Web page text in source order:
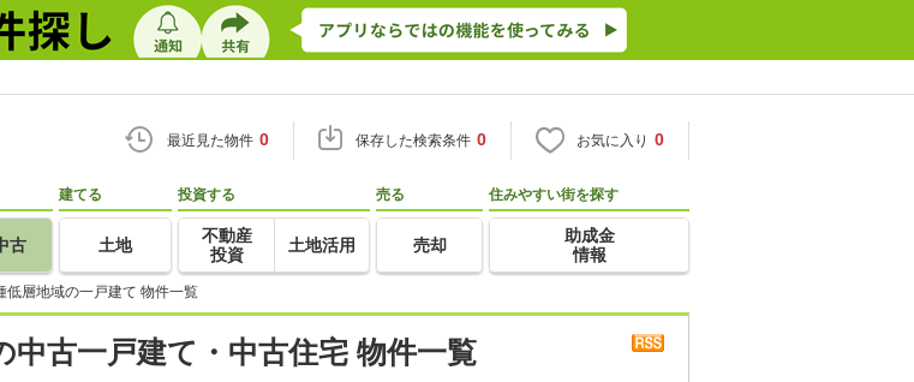
最近見た物件 0 保存した検索条件 0 お気に入り 0
古
建てる
土地
投資する
不動産
投資
土地活用
売る
売却
住みやすい街を探す
助成金
情報
低層地域の一戸建て 物件一覧
中古一戸建て・中古住宅 物件一覧